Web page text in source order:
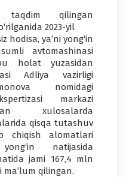
taqdim qilingan
2023-yil
ya’ni yong‘in
avtomashinasi
holat yuzasidan
Adliya vazirligi
nomidagi
markazi
xulosalarda
qisqa tutashuv
chiqish alomatlari
natijasida
jami 167,4 mln
ma’lum qilingan.